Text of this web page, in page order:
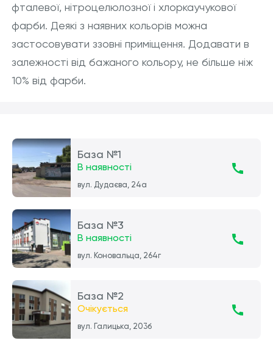
фталевої, нітроцелюлозної і хлоркаучукової
фарби. Деякі з наявних кольорів можна
застосовувати ззовні приміщення. Додавати в
залежності від бажаного кольору, не більше ніж
10% від фарби.
База №1
В наявності
вул. Дудаєва, 24а
База №3
В наявності
вул. Коновальца, 264г
База №2
Очікується
вул. Галицька, 203б